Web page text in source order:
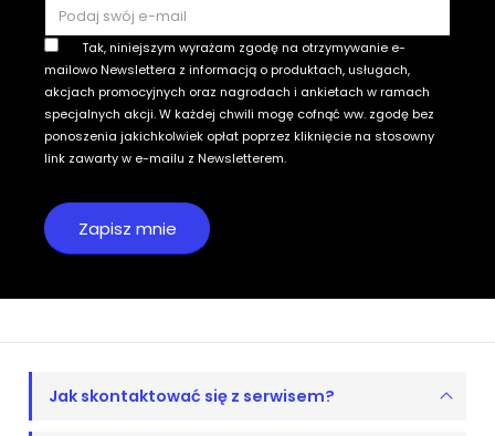
Tak, niniejszym wyrażam zgodę na otrzymywanie e-
mailowo Newslettera z informacją o produktach, usługach,
akcjach promocyjnych oraz nagrodach i ankietach w ramach
specjalnych akcji. W każdej chwili mogę cofnąć ww. zgodę bez
ponoszenia jakichkolwiek opłat poprzez kliknięcie na stosowny
link zawarty w e-mailu z Newsletterem.
Jak skontaktować się z serwisem?